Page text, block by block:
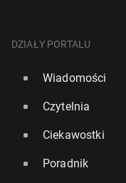
DZIAŁY PORTALU
Wiadomości
Czytelnia
Ciekawostki
Poradnik